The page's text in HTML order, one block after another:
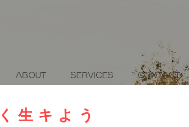
ABOUT SERVICES CONTACT
生キよう